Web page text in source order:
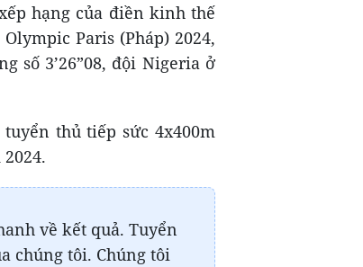
hạng của điền kinh thế
Paris (Pháp) 2024,
số 3’26”08, đội Nigeria ở
thủ tiếp sức 4x400m
về kết quả. Tuyển
chúng tôi. Chúng tôi